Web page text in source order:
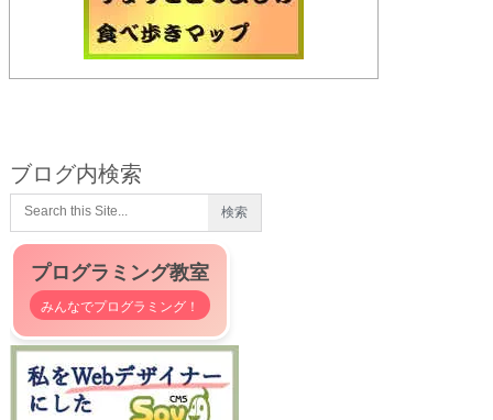
ブログ内検索
プログラミング教室
みんなでプログラミング！